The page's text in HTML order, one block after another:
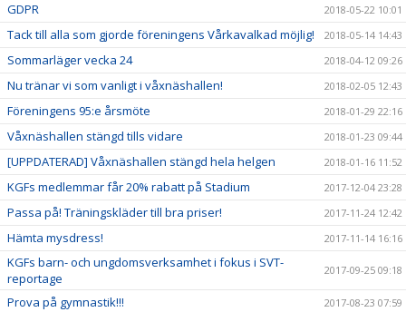
GDPR 2018-05-22 10:01
Tack till alla som gjorde föreningens Vårkavalkad möjlig! 2018-05-14 14:43
Sommarläger vecka 24 2018-04-12 09:26
Nu tränar vi som vanligt i våxnäshallen! 2018-02-05 12:43
Föreningens 95:e årsmöte 2018-01-29 22:16
Våxnäshallen stängd tills vidare 2018-01-23 09:44
[UPPDATERAD] Våxnäshallen stängd hela helgen 2018-01-16 11:52
KGFs medlemmar får 20% rabatt på Stadium 2017-12-04 23:28
Passa på! Träningskläder till bra priser! 2017-11-24 12:42
Hämta mysdress! 2017-11-14 16:16
KGFs barn- och ungdomsverksamhet i fokus i SVT-
reportage
2017-09-25 09:18
Prova på gymnastik!!! 2017-08-23 07:59